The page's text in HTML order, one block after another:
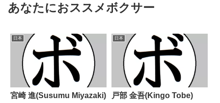
あなたにおススメボクサー
日本
宮崎 進(Susumu Miyazaki)
日本
戸部 金吾(Kingo Tobe)